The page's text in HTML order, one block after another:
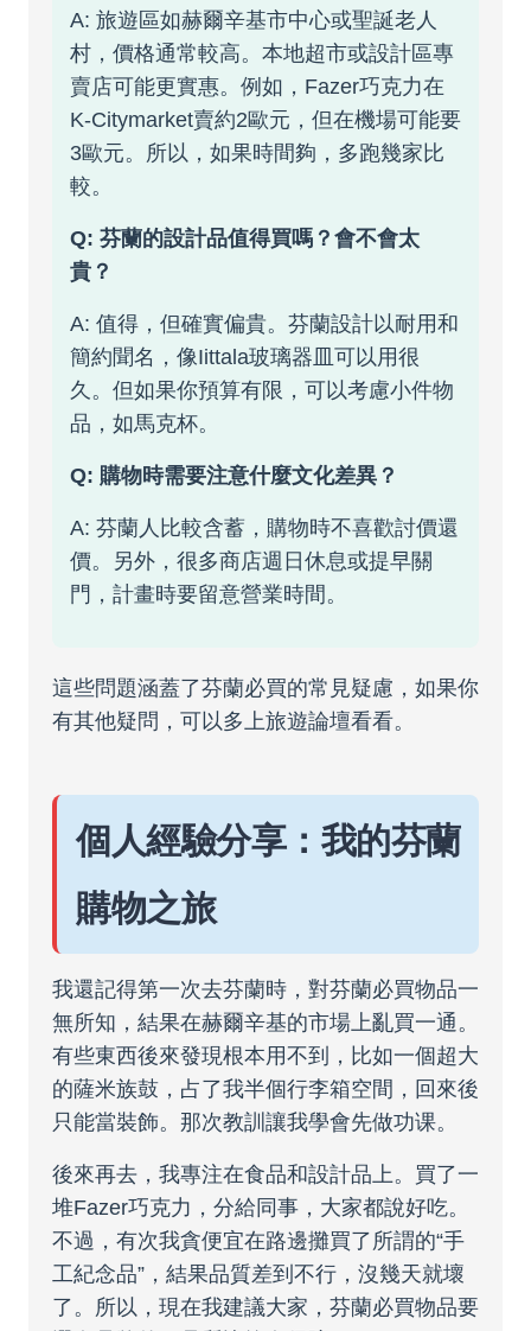
A: 旅遊區如赫爾辛基市中心或聖誕老人
村，價格通常較高。本地超市或設計區專
賣店可能更實惠。例如，Fazer巧克力在
K-Citymarket賣約2歐元，但在機場可能要
3歐元。所以，如果時間夠，多跑幾家比
較。
Q: 芬蘭的設計品值得買嗎？會不會太
貴？
A: 值得，但確實偏貴。芬蘭設計以耐用和
簡約聞名，像Iittala玻璃器皿可以用很
久。但如果你預算有限，可以考慮小件物
品，如馬克杯。
Q: 購物時需要注意什麼文化差異？
A: 芬蘭人比較含蓄，購物時不喜歡討價還
價。另外，很多商店週日休息或提早關
門，計畫時要留意營業時間。
這些問題涵蓋了芬蘭必買的常見疑慮，如果你
有其他疑問，可以多上旅遊論壇看看。
個人經驗分享：我的芬蘭
購物之旅
我還記得第一次去芬蘭時，對芬蘭必買物品一
無所知，結果在赫爾辛基的市場上亂買一通。
有些東西後來發現根本用不到，比如一個超大
的薩米族鼓，占了我半個行李箱空間，回來後
只能當裝飾。那次教訓讓我學會先做功课。
後來再去，我專注在食品和設計品上。買了一
堆Fazer巧克力，分給同事，大家都說好吃。
不過，有次我貪便宜在路邊攤買了所謂的“手
工紀念品”，結果品質差到不行，沒幾天就壞
了。所以，現在我建議大家，芬蘭必買物品要